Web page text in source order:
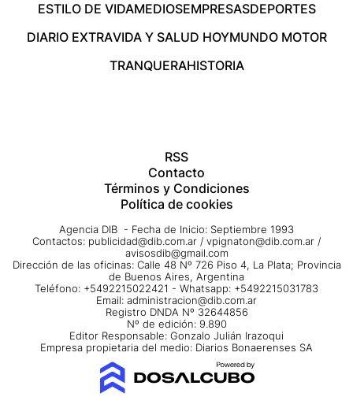
ESTILO DE VIDAMEDIOSEMPRESASDEPORTES
DIARIO EXTRAVIDA Y SALUD HOYMUNDO MOTOR
TRANQUERAHISTORIA
RSS
Contacto
Términos y Condiciones
Política de cookies
Agencia DIB - Fecha de Inicio: Septiembre 1993
Contactos: publicidad@dib.com.ar / vpignaton@dib.com.ar /
avisosdib@gmail.com
Dirección de las oficinas: Calle 48 Nº 726 Piso 4, La Plata; Provincia
de Buenos Aires, Argentina
Teléfono: +5492215022421 - Whatsapp: +5492215031783
Email: administracion@dib.com.ar
Registro DNDA Nº 32644856
Nº de edición: 9.890
Editor Responsable: Gonzalo Julián Irazoqui
Empresa propietaria del medio: Diarios Bonaerenses SA